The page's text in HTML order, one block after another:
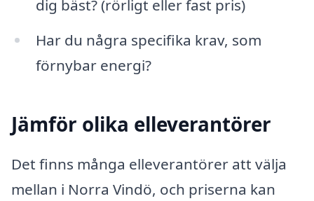
dig bäst? (rörligt eller fast pris)
Har du några specifika krav, som
förnybar energi?
Jämför olika elleverantörer
Det finns många elleverantörer att välja
mellan i Norra Vindö, och priserna kan